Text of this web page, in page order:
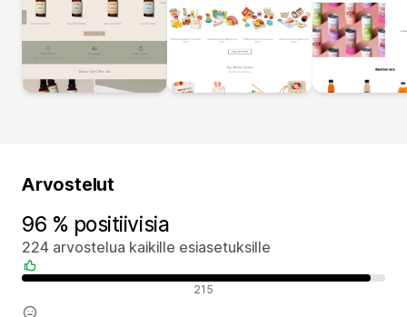
Arvostelut
96 % positiivisia
224 arvostelua kaikille esiasetuksille
Positiiviset arvostelut 215